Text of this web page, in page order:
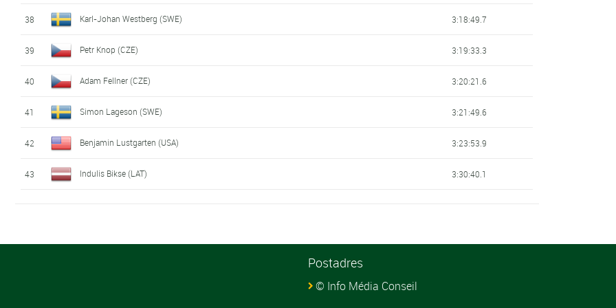
38 Karl-Johan Westberg (SWE) 3:18:49.7
39 Petr Knop (CZE) 3:19:33.3
40 Adam Fellner (CZE) 3:20:21.6
41 Simon Lageson (SWE) 3:21:49.6
42 Benjamin Lustgarten (USA) 3:23:53.9
43 Indulis Bikse (LAT) 3:30:40.1
Postadres
© Info Média Conseil